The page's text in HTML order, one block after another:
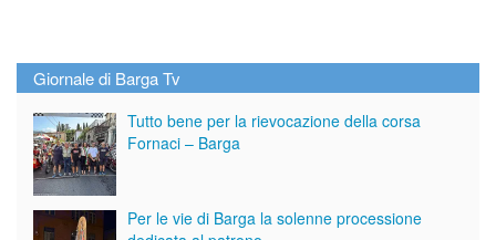
Giornale di Barga Tv
Tutto bene per la rievocazione della corsa
Fornaci – Barga
Per le vie di Barga la solenne processione